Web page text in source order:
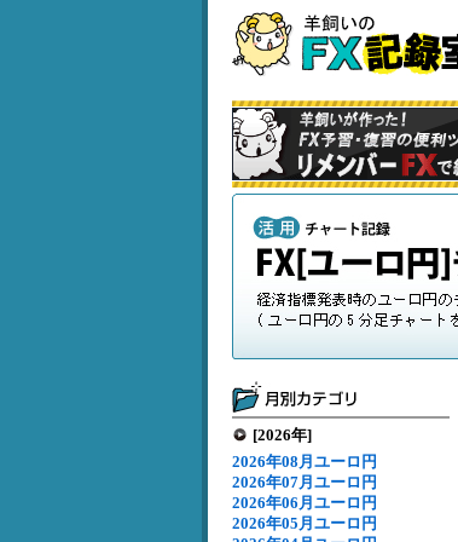
[2026年]
2026年08月ユーロ円
2026年07月ユーロ円
2026年06月ユーロ円
2026年05月ユーロ円